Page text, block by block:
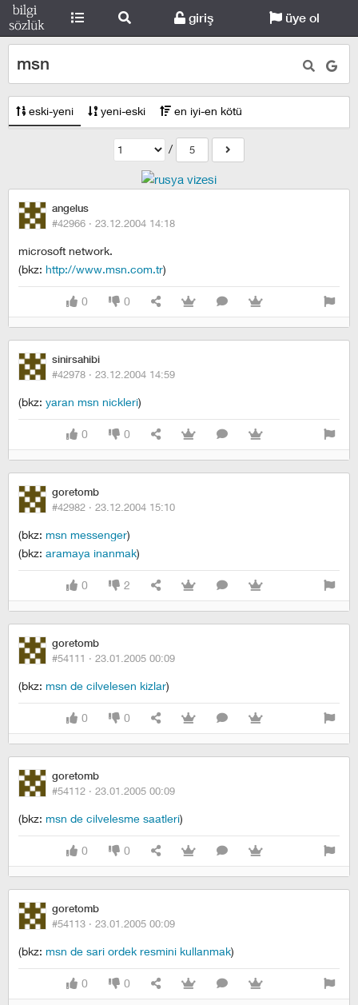
giriş üye ol
msn
eski-yeni yeni-eski en iyi-en kötü
/ 5
angelus
#42966 · 23.12.2004 14:18
microsoft network.
(bkz: http://www.msn.com.tr)
0 0
sinirsahibi
#42978 · 23.12.2004 14:59
(bkz: yaran msn nickleri)
0 0
goretomb
#42982 · 23.12.2004 15:10
(bkz: msn messenger)
(bkz: aramaya inanmak)
0 2
goretomb
#54111 · 23.01.2005 00:09
(bkz: msn de cilvelesen kizlar)
0 0
goretomb
#54112 · 23.01.2005 00:09
(bkz: msn de cilvelesme saatleri)
0 0
goretomb
#54113 · 23.01.2005 00:09
(bkz: msn de sari ordek resmini kullanmak)
0 0